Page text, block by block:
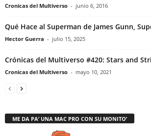
Cronicas del Multiverso - junio 6, 2016
Qué Hace al Superman de James Gunn,
Hector Guerra - julio 15, 2025
Crónicas del Multiverso #420: Stars and
Cronicas del Multiverso - mayo 10, 2021
ME DA PA’ UNA MAC PRO CON SU MONITO’